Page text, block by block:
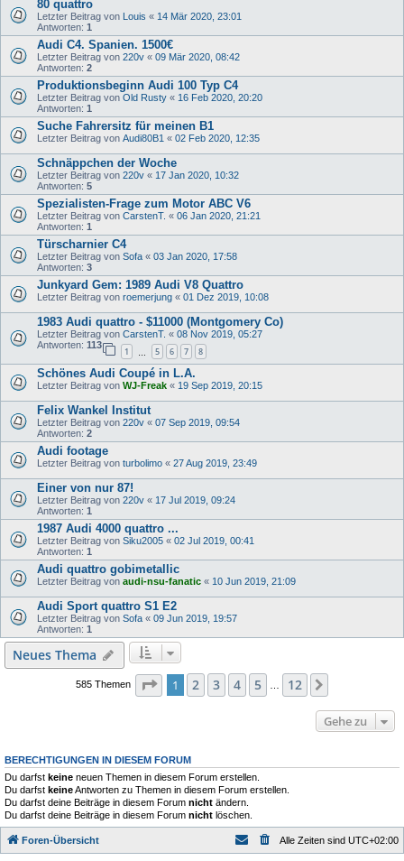
80 quattro
Letzter Beitrag von Louis « 14 Mär 2020, 23:01
Antworten: 1
Audi C4. Spanien. 1500€
Letzter Beitrag von 220v « 09 Mär 2020, 08:42
Antworten: 2
Produktionsbeginn Audi 100 Typ C4
Letzter Beitrag von Old Rusty « 16 Feb 2020, 20:20
Antworten: 1
Suche Fahrersitz für meinen B1
Letzter Beitrag von Audi80B1 « 02 Feb 2020, 12:35
Schnäppchen der Woche
Letzter Beitrag von 220v « 17 Jan 2020, 10:32
Antworten: 5
Spezialisten-Frage zum Motor ABC V6
Letzter Beitrag von CarstenT. « 06 Jan 2020, 21:21
Antworten: 1
Türscharnier C4
Letzter Beitrag von Sofa « 03 Jan 2020, 17:58
Antworten: 3
Junkyard Gem: 1989 Audi V8 Quattro
Letzter Beitrag von roemerjung « 01 Dez 2019, 10:08
1983 Audi quattro - $11000 (Montgomery Co)
Letzter Beitrag von CarstenT. « 08 Nov 2019, 05:27
Antworten: 113
1 5 6 7 8
Schönes Audi Coupé in L.A.
Letzter Beitrag von WJ-Freak « 19 Sep 2019, 20:15
Felix Wankel Institut
Letzter Beitrag von 220v « 07 Sep 2019, 09:54
Antworten: 2
Audi footage
Letzter Beitrag von turbolimo « 27 Aug 2019, 23:49
Einer von nur 87!
Letzter Beitrag von 220v « 17 Jul 2019, 09:24
Antworten: 1
1987 Audi 4000 quattro ...
Letzter Beitrag von Siku2005 « 02 Jul 2019, 00:41
Antworten: 1
Audi quattro gobimetallic
Letzter Beitrag von audi-nsu-fanatic « 10 Jun 2019, 21:09
Audi Sport quattro S1 E2
Letzter Beitrag von Sofa « 09 Jun 2019, 19:57
Antworten: 1
Neues Thema
585 Themen Seite 1 von 12
1 2 3 4 5 12
Gehe zu
BERECHTIGUNGEN IN DIESEM FORUM
Du darfst keine neuen Themen in diesem Forum erstellen.
Du darfst keineAntworten zu Themen in diesem Forum erstellen.
Du darfst deine Beiträge in diesem Forum nicht ändern.
Du darfst deine Beiträge in diesem Forum nicht löschen.
Foren-Übersicht Alle Zeiten sind UTC+02:00